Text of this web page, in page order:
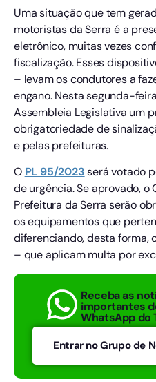
Uma situação que tem
motoristas da Serra é a
eletrônico, muitas vezes
fiscalização. Esses
– levam os condutores a
engano. Nesta segunda-
Assembleia Legislativa um
obrigatoriedade de
e pelas prefeituras.
O PL 95/2023será votado
de urgência. Se aprovado, o
Prefeitura da Serra serão
os equipamentos que
diferenciando, desta forma,
– que aplicam multa por
Receba as
importantes
WhatsApp do
Entrar no Grupo de